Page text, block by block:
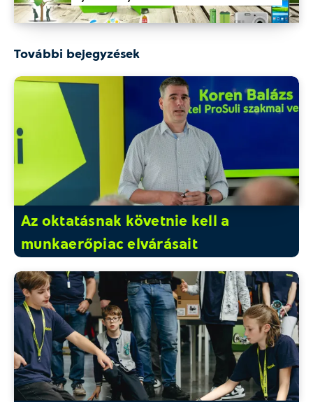
További bejegyzések
Az oktatásnak követnie kell a
munkaerőpiac elvárásait